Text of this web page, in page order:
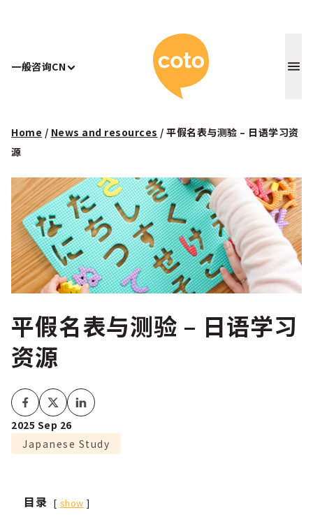
一般咨询CN Coto 日本
Home / News and resources / 平假名表与测验 – 日语学习资
源
平假名表与测验 – 日语学习
资源
2025 Sep 26
Japanese Study
目录 show